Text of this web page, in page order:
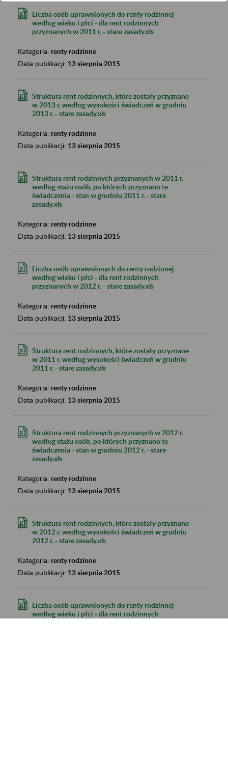
Liczba osób uprawnionych do renty rodzinnej
według wieku i płci - dla rent rodzinnych
przyznanych w 2011 r. - stare zasady.xls
Kategoria: renty rodzinne
Data publikacji: 13 sierpnia 2015
Struktura rent rodzinnych, które zostały przyznane
w 2013 r. według wysokości świadczeń w grudniu
2013 r. - stare zasady.xls
Kategoria: renty rodzinne
Data publikacji: 13 sierpnia 2015
Struktura rent rodzinnych przyznanych w 2011 r.
według stażu osób, po których przyznano te
świadczenia - stan w grudniu 2011 r. - stare
zasady.xls
Kategoria: renty rodzinne
Data publikacji: 13 sierpnia 2015
Liczba osób uprawnionych do renty rodzinnej
według wieku i płci - dla rent rodzinnych
przyznanych w 2012 r. - stare zasady.xls
Kategoria: renty rodzinne
Data publikacji: 13 sierpnia 2015
Struktura rent rodzinnych, które zostały przyznane
w 2011 r. według wysokości świadczeń w grudniu
2011 r. - stare zasady.xls
Kategoria: renty rodzinne
Data publikacji: 13 sierpnia 2015
Struktura rent rodzinnych przyznanych w 2012 r.
według stażu osób, po których przyznano te
świadczenia - stan w grudniu 2012 r. - stare
zasady.xls
Kategoria: renty rodzinne
Data publikacji: 13 sierpnia 2015
Struktura rent rodzinnych, które zostały przyznane
w 2012 r. według wysokości świadczeń w grudniu
2012 r. - stare zasady.xls
Kategoria: renty rodzinne
Data publikacji: 13 sierpnia 2015
Liczba osób uprawnionych do renty rodzinnej
według wieku i płci - dla rent rodzinnych